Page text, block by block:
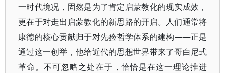
一时代境况，固然是为了肯定启蒙教化的现实成效，
更在于对走出启蒙教化的新思路的开启。人们通常将
康德的核心贡献归于对先验哲学体系的建构——正是
通过这一创举，他给近代的思想世界带来了哥白尼式
革命。不可忽略之处在于，恰恰是在这一理论推进